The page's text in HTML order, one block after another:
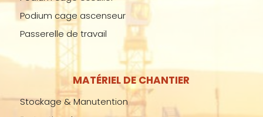
Podium cage ascenseur
Passerelle de travail
MATÉRIEL DE CHANTIER
Stockage & Manutention